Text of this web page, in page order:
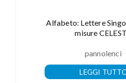
Alfabeto: Lettere
misure
pannolenci
LEGGI